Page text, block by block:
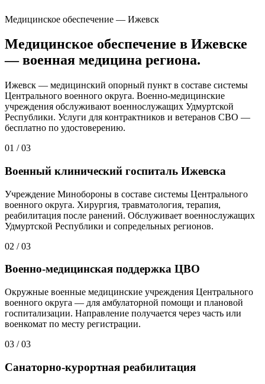
Медицинское обеспечение — Ижевск
Медицинское обеспечение в Ижевске
— военная медицина региона.
Ижевск — медицинский опорный пункт в составе системы
Центрального военного округа. Военно-медицинские
учреждения обслуживают военнослужащих Удмуртской
Республики. Услуги для контрактников и ветеранов СВО —
бесплатно по удостоверению.
01 /03
Военный клинический госпиталь Ижевска
Учреждение Минобороны в составе системы Центрального
военного округа. Хирургия, травматология, терапия,
реабилитация после ранений. Обслуживает военнослужащих
Удмуртской Республики и сопредельных регионов.
02 /03
Военно-медицинская поддержка ЦВО
Окружные военные медицинские учреждения Центрального
военного округа — для амбулаторной помощи и плановой
госпитализации. Направление получается через часть или
военкомат по месту регистрации.
03 /03
Санаторно-курортная реабилитация